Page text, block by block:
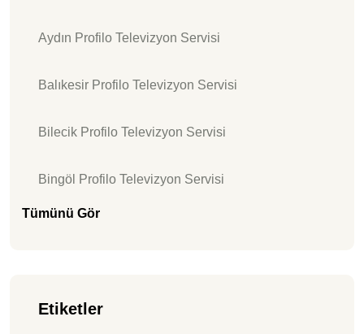
Aydın Profilo Televizyon Servisi
Balıkesir Profilo Televizyon Servisi
Bilecik Profilo Televizyon Servisi
Bingöl Profilo Televizyon Servisi
Tümünü Gör
Etiketler